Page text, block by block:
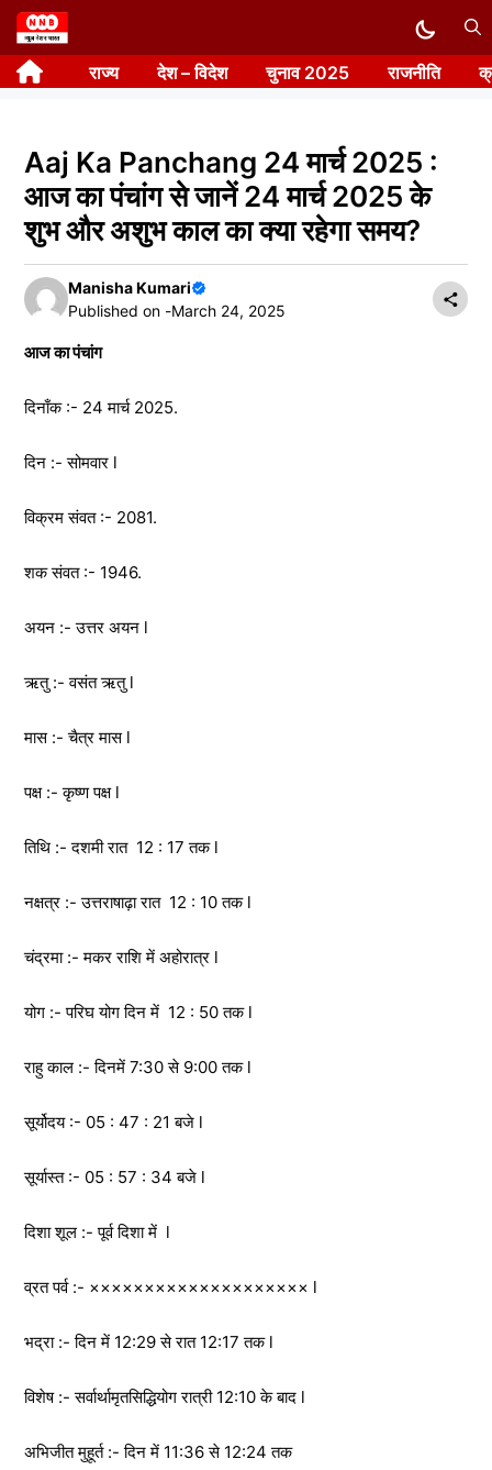
Skip
to
content राज्य देश – विदेश चुनाव 2025 राजनीति
Aaj Ka Panchang 24 मार्च 2025 :
आज का पंचांग से जानें 24 मार्च 2025 के
शुभ और अशुभ काल का क्या रहेगा समय?
Manisha Kumari
Published on -March 24, 2025
आज का पंचांग
दिनाँक :- 24 मार्च 2025.
दिन :- सोमवार l
विक्रम संवत :- 2081.
शक संवत :- 1946.
अयन :- उत्तर अयन l
ऋतु :- वसंत ऋतु l
मास :- चैत्र मास l
पक्ष :- कृष्ण पक्ष l
तिथि :- दशमी रात 12 : 17 तक l
नक्षत्र :- उत्तराषाढ़ा रात 12 : 10 तक l
चंद्रमा :- मकर राशि में अहोरात्र l
योग :- परिघ योग दिन में 12 : 50 तक l
राहु काल :- दिनमें 7:30 से 9:00 तक l
सूर्योदय :- 05 : 47 : 21 बजे l
सूर्यास्त :- 05 : 57 : 34 बजे l
दिशा शूल :- पूर्व दिशा में l
व्रत पर्व :- ×××××××××××××××××××× l
भद्रा :- दिन में 12:29 से रात 12:17 तक l
विशेष :- सर्वार्थामृतसिद्धियोग रात्री 12:10 के बाद l
अभिजीत मुहूर्त :- दिन में 11:36 से 12:24 तक